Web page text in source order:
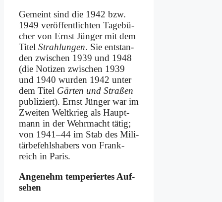
Ge­meint sind die 1942 bzw.
1949 ver­öf­fent­lich­ten Ta­ge­bü­
cher von Ernst Jün­ger mit dem
Ti­tel Strah­lun­gen. Sie ent­stan­
den zwi­schen 1939 und 1948
(die No­ti­zen zwi­schen 1939
und 1940 wur­den 1942 un­ter
dem Ti­tel Gär­ten und Stra­ßen
pu­bli­ziert). Ernst Jün­ger war im
Zwei­ten Welt­krieg als Haupt­
mann in der Wehr­macht tä­tig;
von 1941–44 im Stab des Mi­li­
tär­be­fehls­ha­bers von Frank­
reich in Pa­ris.
An­ge­nehm tem­pe­rier­tes Auf­
se­hen